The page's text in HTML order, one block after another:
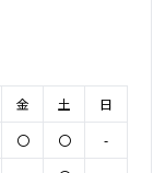
金 土
日
〇 〇
-